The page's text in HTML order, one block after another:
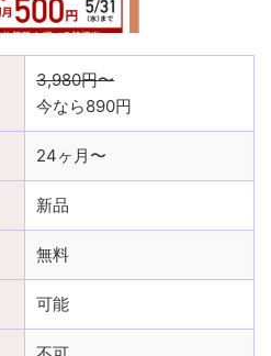
3,980円〜
今なら890円
24ヶ月〜
新品
無料
可能